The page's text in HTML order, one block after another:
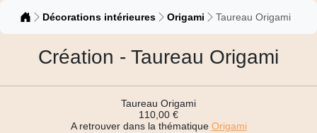
Catalogue
Décorations intérieures Origami Taureau Origami
Création - Taureau Origami
Taureau Origami
110,00 €
A retrouver dans la thématique Origami